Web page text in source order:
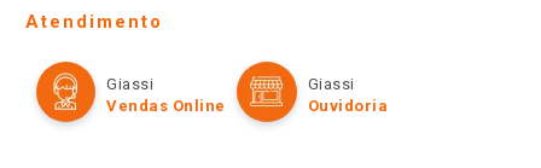
Lojas Físicas e Horários
Ofertas
Cartão Giassi
Televendas
Ajuda
Política de Privacidade e Termos de Uso
Formas de Pagamento
Atendimento